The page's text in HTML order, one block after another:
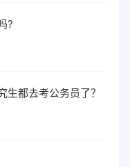
?
生都去考公务员了？